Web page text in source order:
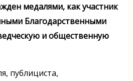
медалями, как участник
Благодарственными
и общественную
публициста,